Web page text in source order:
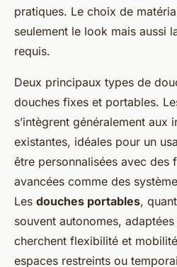
pratiques. Le choix de
seulement le look mais aussi
requis.
Deux principaux types de
douches fixes et portables.
s’intègrent généralement aux
existantes, idéales pour un
être personnalisées avec des
avancées comme des
Les douches portables,
souvent autonomes,
cherchent flexibilité et
espaces restreints ou